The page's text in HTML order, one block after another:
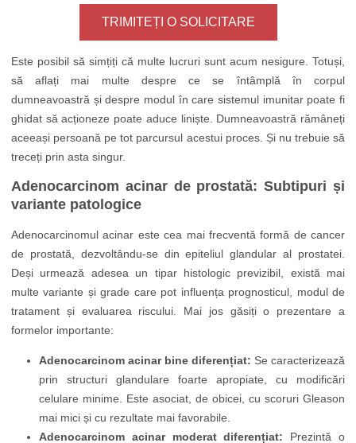
TRIMITEȚI O SOLICITARE
Este posibil să simțiți că multe lucruri sunt acum nesigure. Totuși,
să aflați mai multe despre ce se întâmplă în corpul
dumneavoastră și despre modul în care sistemul imunitar poate fi
ghidat să acționeze poate aduce liniște. Dumneavoastră rămâneți
aceeași persoană pe tot parcursul acestui proces. Și nu trebuie să
treceți prin asta singur.
Adenocarcinom acinar de prostată: Subtipuri și
variante patologice
Adenocarcinomul acinar este cea mai frecventă formă de cancer
de prostată, dezvoltându-se din epiteliul glandular al prostatei.
Deși urmează adesea un tipar histologic previzibil, există mai
multe variante și grade care pot influența prognosticul, modul de
tratament și evaluarea riscului. Mai jos găsiți o prezentare a
formelor importante:
Adenocarcinom acinar bine diferențiat: Se caracterizează
prin structuri glandulare foarte apropiate, cu modificări
celulare minime. Este asociat, de obicei, cu scoruri Gleason
mai mici și cu rezultate mai favorabile.
Adenocarcinom acinar moderat diferențiat: Prezintă o